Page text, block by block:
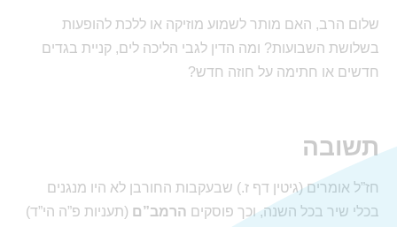
שלום הרב, האם מותר לשמוע מוזיקה או ללכת להופעות
בשלושת השבועות? ומה הדין לגבי הליכה לים, קניית בגדים
חדשים או חתימה על חוזה חדש?
תשובה
חז”ל אומרים (גיטין דף ז.) שבעקבות החורבן לא היו מנגנים
בכלי שיר בכל השנה, וכך פוסקים הרמב”ם (תעניות פ”ה הי”ד)